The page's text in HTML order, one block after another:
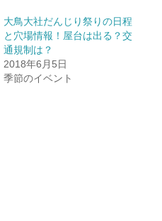
大鳥大社だんじり祭りの日程
と穴場情報！屋台は出る？交
通規制は？
2018年6月5日
季節のイベント